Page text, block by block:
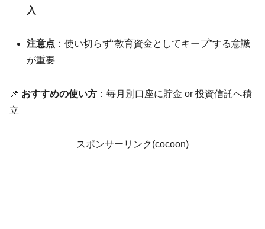
入
注意点 ：使い切らず“教育資金としてキープ”する意識
が重要
📌 おすすめの使い方 ：毎月別口座に貯金 or 投資信託へ積
立
スポンサーリンク(cocoon)